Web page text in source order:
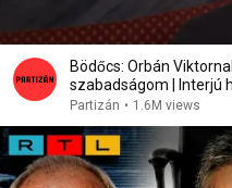
Bödőcs: Orbán
szabadságom | Interjú
humoristájával
Partizán • 1.6M views